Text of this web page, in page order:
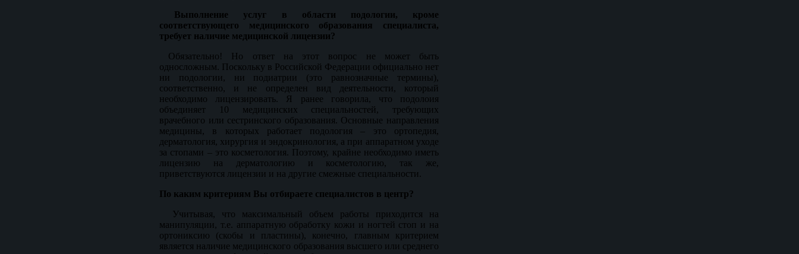
Выполнение услуг в области подологии, кроме
соответствующего медицинского образования специалиста,
требует наличие медицинской лицензии?
Обязательно! Но ответ на этот вопрос не может быть
односложным. Поскольку в Российской Федерации официально нет
ни подологии, ни подиатрии (это равнозначные термины),
соответственно, и не определен вид деятельности, который
необходимо лицензировать. Я ранее говорила, что подолоия
объединяет 10 медицинских специальностей, требующих
врачебного или сестринского образования. Основные направления
медицины, в которых работает подология – это ортопедия,
дерматология, хирургия и эндокринология, а при аппаратном уходе
за стопами – это косметология. Поэтому, крайне необходимо иметь
лицензию на дерматологию и косметологию, так же,
приветствуются лицензии и на другие смежные специальности.
По каким критериям Вы отбираете специалистов в центр?
Учитывая, что максимальный объем работы приходится на
манипуляции, т.е. аппаратную обработку кожи и ногтей стоп и на
ортониксию (скобы и пластины), конечно, главным критерием
является наличие медицинского образования высшего или среднего